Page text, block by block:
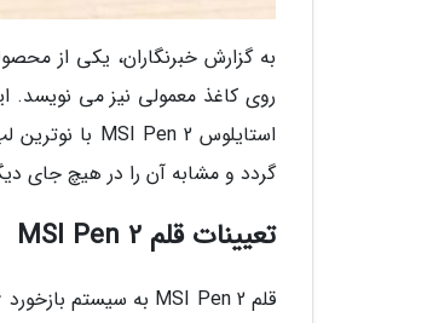
روی کاغذ معمولی نیز می نویسد.
گردد و مشابه آن را در هیچ جای
تعیینات قلم MSI Pen 2